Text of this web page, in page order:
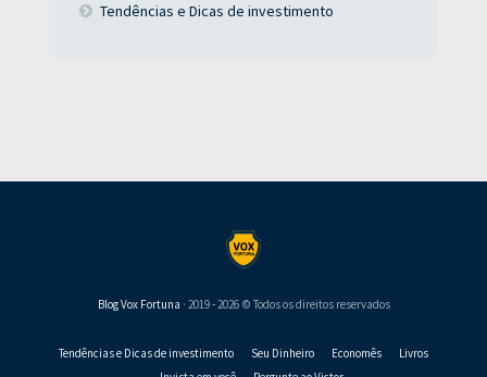
Tendências e Dicas de investimento
Blog Vox Fortuna · 2019 - 2026 © Todos os direitos reservados
Tendências e Dicas de investimento Seu Dinheiro Economês
Livros